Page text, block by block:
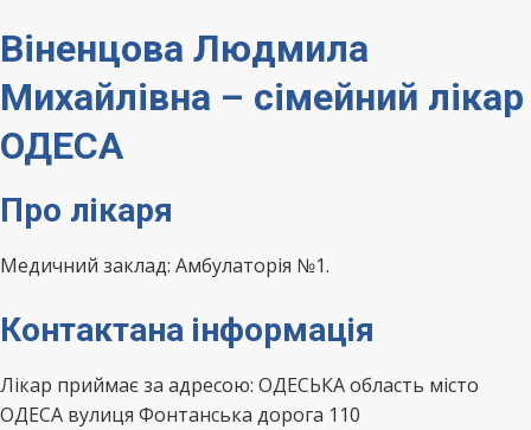
Віненцова Людмила
Михайлівна – сімейний лікар
ОДЕСА
Про лікаря
Медичний заклад: Амбулаторія №1.
Контактана інформація
Лікар приймає за адресою: ОДЕСЬКА область місто
ОДЕСА вулиця Фонтанська дорога 110